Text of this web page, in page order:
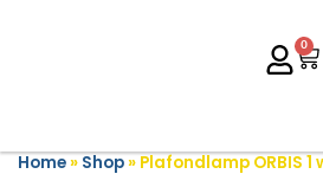
0
Home» Shop» Plafondlamp ORBIS